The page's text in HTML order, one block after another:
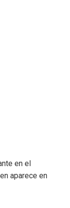
en el
aparece en